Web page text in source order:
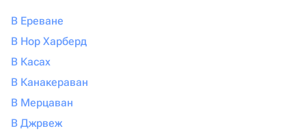
В Ереване
В Нор Харберд
В Касах
В Канакераван
В Мерцаван
В Джрвеж